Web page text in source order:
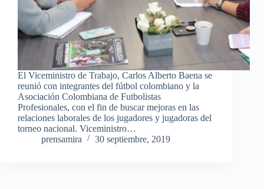
El Viceministro de Trabajo, Carlos Alberto Baena se
reunió con integrantes del fútbol colombiano y la
Asociación Colombiana de Futbolistas
Profesionales, con el fin de buscar mejoras en las
relaciones laborales de los jugadores y jugadoras del
torneo nacional. Viceministro…
prensamira
30 septiembre, 2019